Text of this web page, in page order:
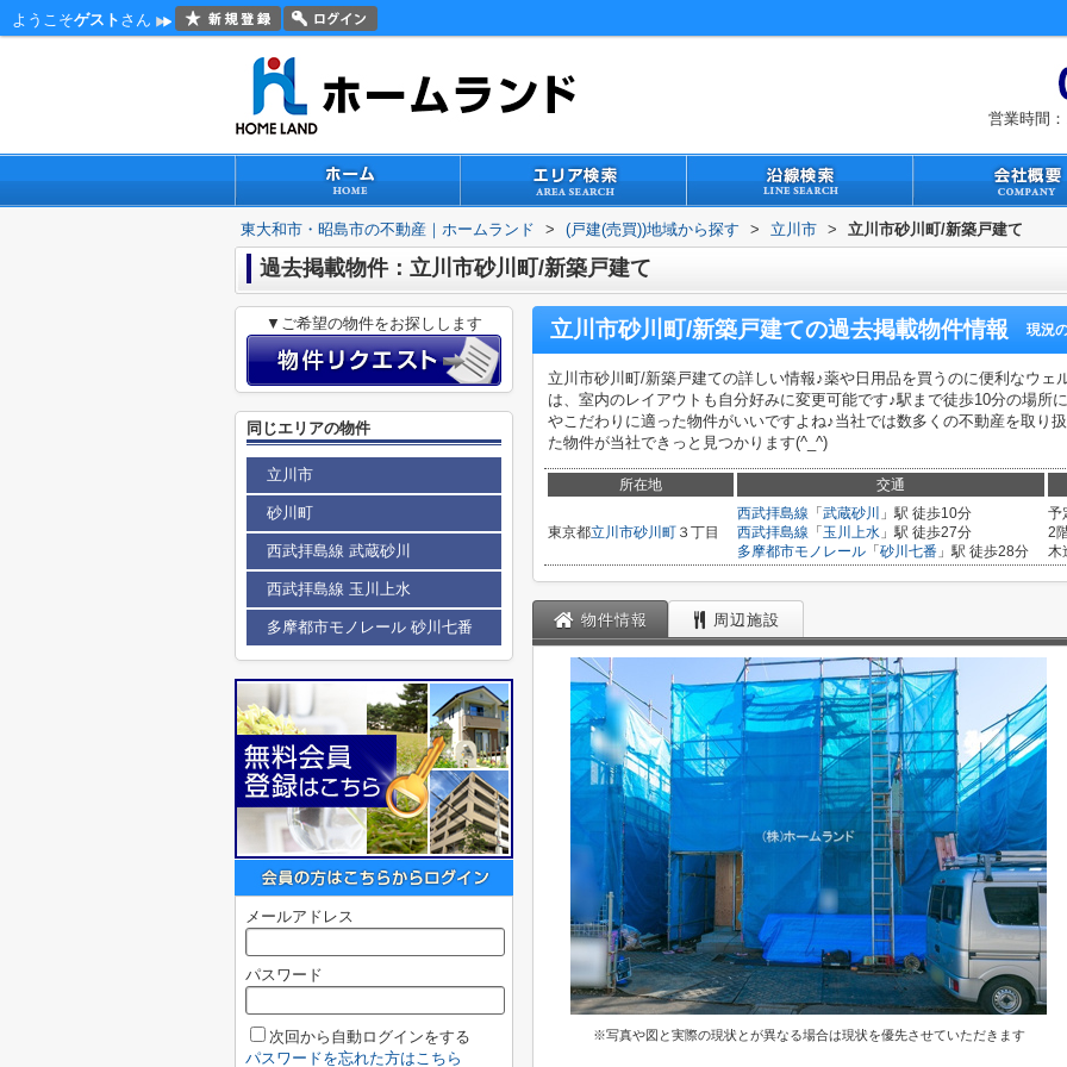
ようこそゲスト さん
営業時間
東大和市・昭島市の不動産｜ホームランド > (戸建(売買))地域から探す > 立川市 > 立川市砂川町/新築戸建て
過去掲載物件：立川市砂川町/新築戸建て
立川市砂川町/新築戸建ての過去掲載物件情報 現況
立川市砂川町/新築戸建ての詳しい情報♪薬や日用品を買うのに便利なウェ
は、室内のレイアウトも自分好みに変更可能です♪駅まで徒歩10分の場所
やこだわりに適った物件がいいですよね♪当社では数多くの不動産を取り
た物件が当社できっと見つかります(^_^)
所在地 交通
東京都立川市砂川町 ３丁目
西武拝島線 「 武蔵砂川
」駅 徒歩10分
西武拝島線 「 玉川上水 」駅 徒歩27分
多摩都市モノレール 「 砂川七番 」駅 徒歩28分
予
2
木
物件情報 周辺施設
※写真や図と実際の現状とが異なる場合は現状を優先させていただきます
▼ご希望の物件をお探しします
同じエリアの物件
立川市
砂川町
西武拝島線 武蔵砂川
西武拝島線 玉川上水
多摩都市モノレール 砂川七番
メールアドレス
パスワード
次回から自動ログインをする
パスワードを忘れた方はこちら